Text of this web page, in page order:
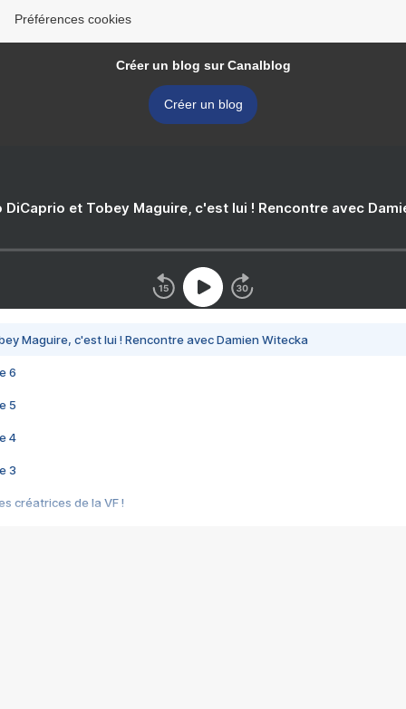
Préférences cookies
Créer un blog sur Canalblog
Créer un blog
DiCaprio et Tobey Maguire, c'est lui ! Rencontre avec
Maguire, c'est lui ! Rencontre avec Damien Witecka
6
5
4
3
créatrices de la VF !